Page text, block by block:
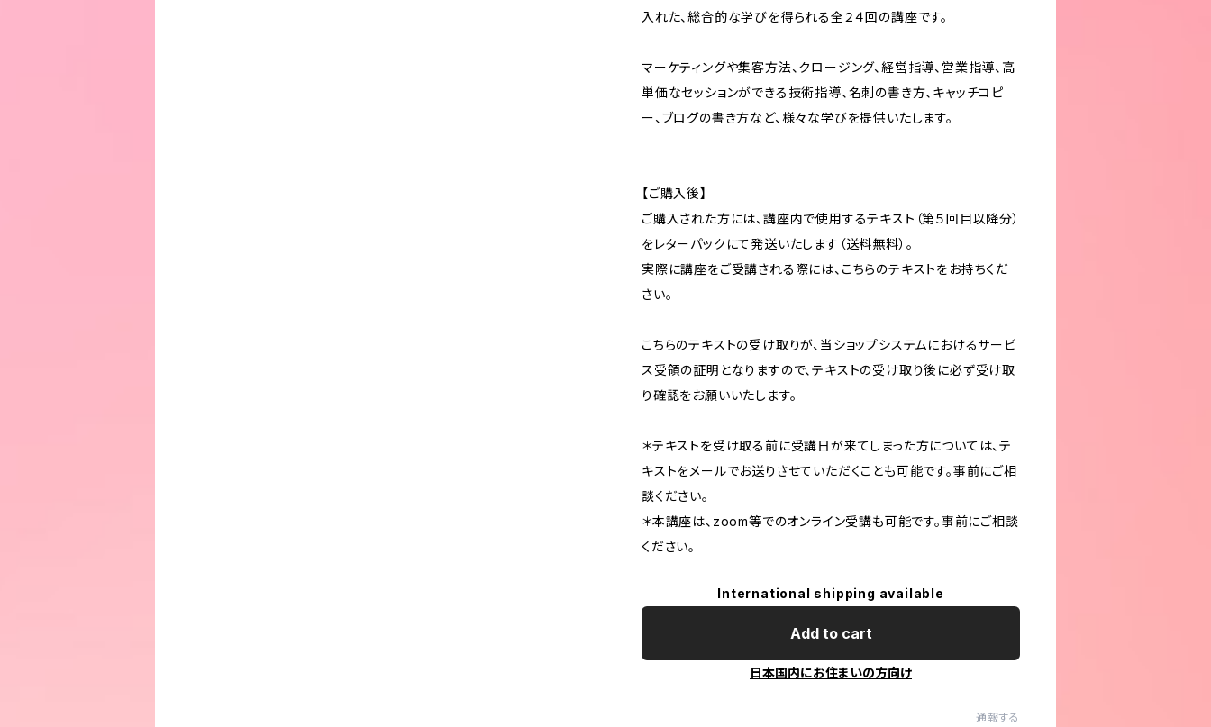
入れた、総合的な学びを得られる全２４回の講座です。
マーケティングや集客方法、クロージング、経営指導、営業指導、高
単価なセッションができる技術指導、名刺の書き方、キャッチコピ
ー、ブログの書き方など、様々な学びを提供いたします。
【ご購入後】
ご購入された方には、講座内で使用するテキスト（第５回目以降分）
をレターパックにて発送いたします（送料無料）。
実際に講座をご受講される際には、こちらのテキストをお持ちくだ
さい。
こちらのテキストの受け取りが、当ショップシステムにおけるサービ
ス受領の証明となりますので、テキストの受け取り後に必ず受け取
り確認をお願いいたします。
＊テキストを受け取る前に受講日が来てしまった方については、テ
キストをメールでお送りさせていただくことも可能です。事前にご相
談ください。
＊本講座は、zoom等でのオンライン受講も可能です。事前にご相談
ください。
International shipping available
Add to cart
日本国内にお住まいの方向け
通報する